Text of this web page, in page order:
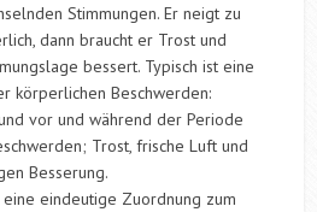
Stimmungen. Er neigt zu
dann braucht er Trost und
bessert. Typisch ist eine
körperlichen Beschwerden:
vor und während der Periode
Trost, frische Luft und
Besserung.
eindeutige Zuordnung zum